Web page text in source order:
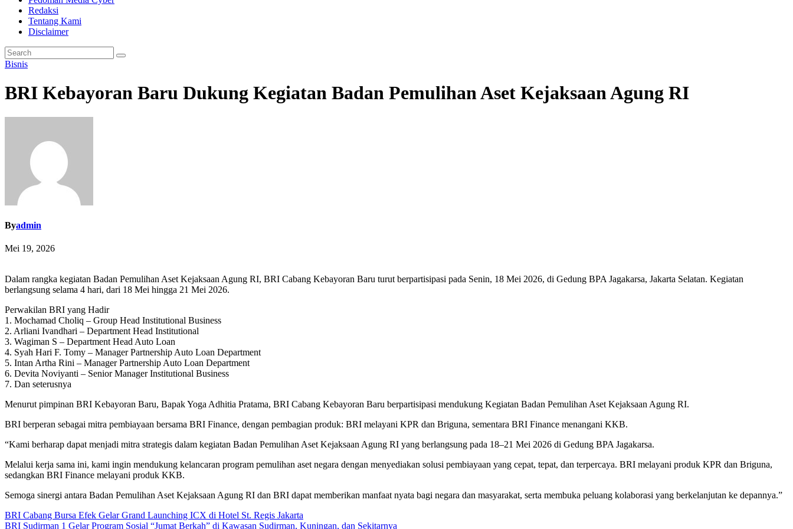
Redaksi
Tentang Kami
Disclaimer
Bisnis
BRI Kebayoran Baru Dukung Kegiatan Badan Pemulihan Aset Kejaksaan Agung RI
Byadmin
Mei 19, 2026
Dalam rangka kegiatan Badan Pemulihan Aset Kejaksaan Agung RI, BRI Cabang Kebayoran Baru turut berpartisipasi pada Senin, 18 Mei 2026, di Gedung BPA Jagakarsa, Jakarta Selatan. Kegiatan
berlangsung selama 4 hari, dari 18 Mei hingga 21 Mei 2026.
Perwakilan BRI yang Hadir
1. Mochamad Choliq – Group Head Institutional Business
2. Arliani Ivandhari – Department Head Institutional
3. Wagiman S – Department Head Auto Loan
4. Syah Hari F. Tomy – Manager Partnership Auto Loan Department
5. Intan Artha Rini – Manager Partnership Auto Loan Department
6. Devita Noviyanti – Senior Manager Institutional Business
7. Dan seterusnya
Menurut pimpinan BRI Kebayoran Baru, Bapak Yoga Adhitia Pratama, BRI Cabang Kebayoran Baru berpartisipasi mendukung Kegiatan Badan Pemulihan Aset Kejaksaan Agung RI.
BRI berperan sebagai mitra pembiayaan bersama BRI Finance, dengan pembagian produk: BRI melayani KPR dan Briguna, sementara BRI Finance menangani KKB.
“Kami berharap dapat menjadi mitra strategis dalam kegiatan Badan Pemulihan Aset Kejaksaan Agung RI yang berlangsung pada 18–21 Mei 2026 di Gedung BPA Jagakarsa.
Melalui kerja sama ini, kami ingin mendukung kelancaran program pemulihan aset negara dengan menyediakan solusi pembiayaan yang cepat, tepat, dan terpercaya. BRI melayani produk KPR dan Briguna,
sedangkan BRI Finance melayani produk KKB.
Semoga sinergi antara Badan Pemulihan Aset Kejaksaan Agung RI dan BRI dapat memberikan manfaat nyata bagi negara dan masyarakat, serta membuka peluang kolaborasi yang berkelanjutan ke depannya.”
Navigasi
BRI Cabang Bursa Efek Gelar Grand Launching ICX di Hotel St. Regis Jakarta
BRI Sudirman 1 Gelar Program Sosial “Jumat Berkah” di Kawasan Sudirman, Kuningan, dan Sekitarnya